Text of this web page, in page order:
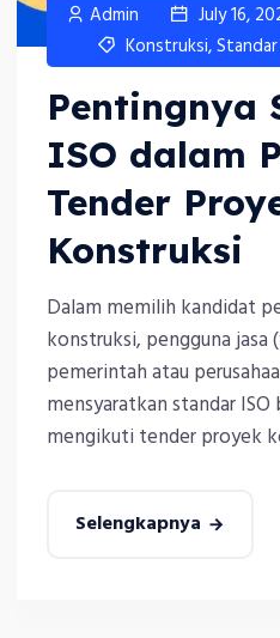
Admin
July 16,
Konstruksi,Standar
Pentingnya
ISO dalam
Tender
Konstruksi
Dalam memilih kandidat
konstruksi, pengguna jasa
pemerintah atau
mensyaratkan standar
mengikuti tender proyek
Selengkapnya